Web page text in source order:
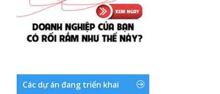
Các dự án đang triển khai